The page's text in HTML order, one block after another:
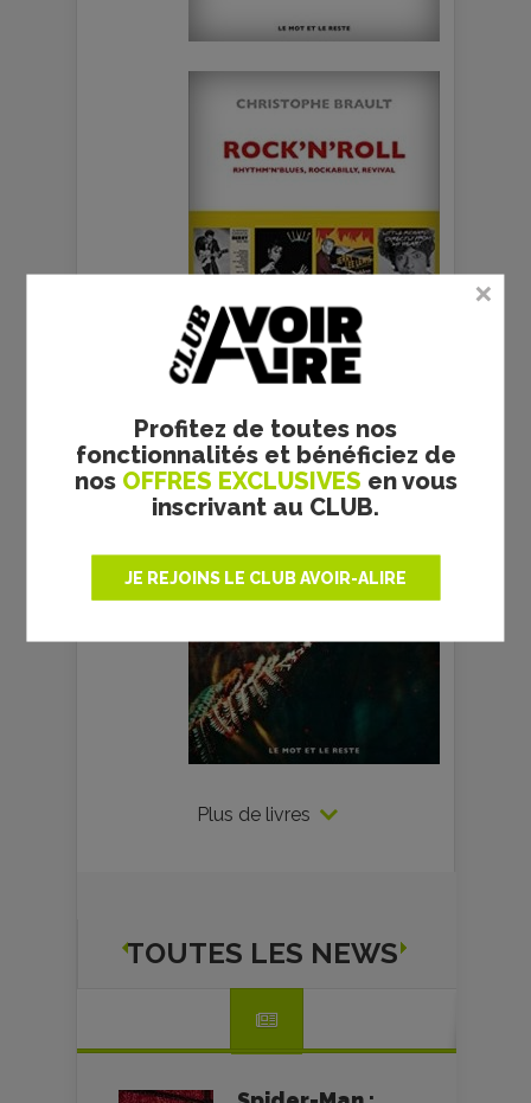
Profitez de toutes nos
fonctionnalités et bénéficiez de
nos OFFRES EXCLUSIVES en vous
inscrivant au CLUB.
JE REJOINS LE CLUB AVOIR-ALIRE
Plus de livres
TOUTES LES NEWS